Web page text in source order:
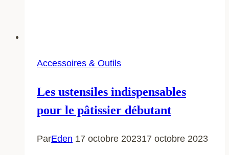
Accessoires & Outils
Les ustensiles indispensables
pour le pâtissier débutant
ParEden 17 octobre 202317 octobre 2023